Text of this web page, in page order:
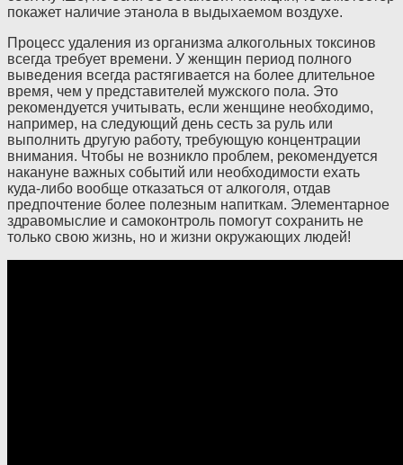
покажет наличие этанола в выдыхаемом воздухе.
Процесс удаления из организма алкогольных токсинов
всегда требует времени. У женщин период полного
выведения всегда растягивается на более длительное
время, чем у представителей мужского пола. Это
рекомендуется учитывать, если женщине необходимо,
например, на следующий день сесть за руль или
выполнить другую работу, требующую концентрации
внимания. Чтобы не возникло проблем, рекомендуется
накануне важных событий или необходимости ехать
куда-либо вообще отказаться от алкоголя, отдав
предпочтение более полезным напиткам. Элементарное
здравомыслие и самоконтроль помогут сохранить не
только свою жизнь, но и жизни окружающих людей!